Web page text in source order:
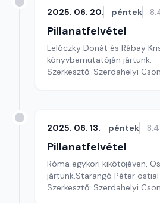
2025. 06. 20. péntek
Pillanatfelvétel
Lelóczky Donát és Rábay
könyvbemutatóján jártunk.
Szerkesztő: Szerdahelyi
2025. 06. 13. péntek
Pillanatfelvétel
Róma egykori kikötőjéven,
jártunk.Starangó Péter
Szerkesztő: Szerdahelyi